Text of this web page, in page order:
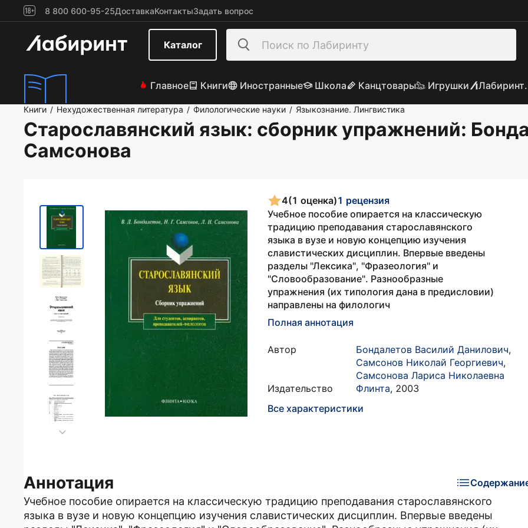
8 800 600-95-25ДоставкаКонтактыЗадать вопрос
Каталог
Главное Книги Иностранные Школа Канцтовары Игрушки
Книги / Нехудожественная литература / Филологические науки / Языкознание. Лингвистика
Старославянский язык: сборник упражнений:
Самсонова
4(1 оценка)1 рецензия
Учебное пособие опирается на классическую
традицию преподавания старославянского
языка в вузе и новую концепцию изучения
славистических дисциплин. Впервые введены
разделы "Лексика", "Фразеология" и
"Словообразование". Разнообразные
упражнения (их типология дана в предисловии)
направлены на филологич
Полная аннотация
Автор Бондалетов Василий Данилович,
Самсонов Николай Георгиевич,
Самсонова Лариса Николаевна
Издательство
Флинта, 2003
Все характеристики
Аннотация
Учебное пособие опирается на классическую традицию преподавания старославянского
языка в вузе и новую концепцию изучения славистических дисциплин. Впервые введены